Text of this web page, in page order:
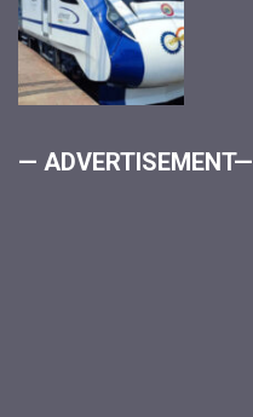
— ADVERTISEMENT—